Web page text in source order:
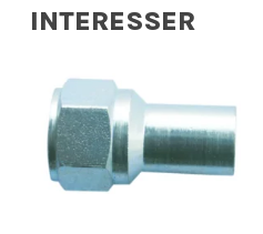
INTERESSER